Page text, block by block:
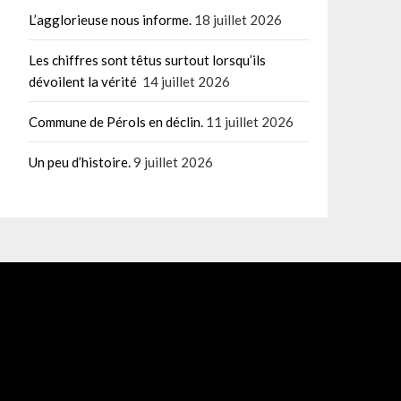
L’agglorieuse nous informe. 18 juillet 2026
Les chiffres sont têtus surtout lorsqu’ils
dévoilent la vérité 14 juillet 2026
Commune de Pérols en déclin. 11 juillet 2026
Un peu d’histoire.9 juillet 2026